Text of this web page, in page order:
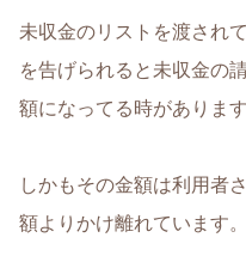
未収金のリストを渡され
を告げられると未収金の
額になってる時があります
しかもその金額は利用者
額よりかけ離れています。